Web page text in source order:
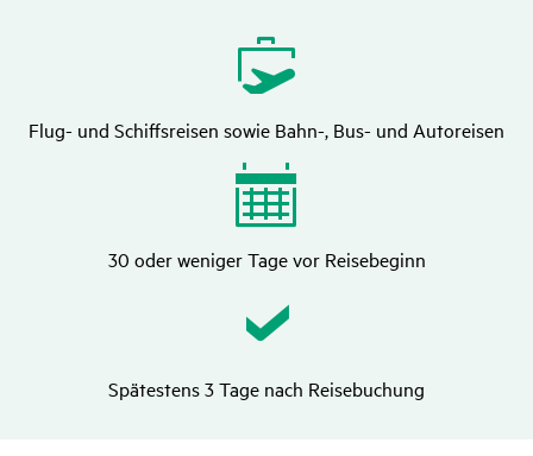
Flug- und Schiffsreisen sowie Bahn-, Bus- und Autoreisen
30 oder weniger Tage vor Reisebeginn
Spätestens 3 Tage nach Reisebuchung